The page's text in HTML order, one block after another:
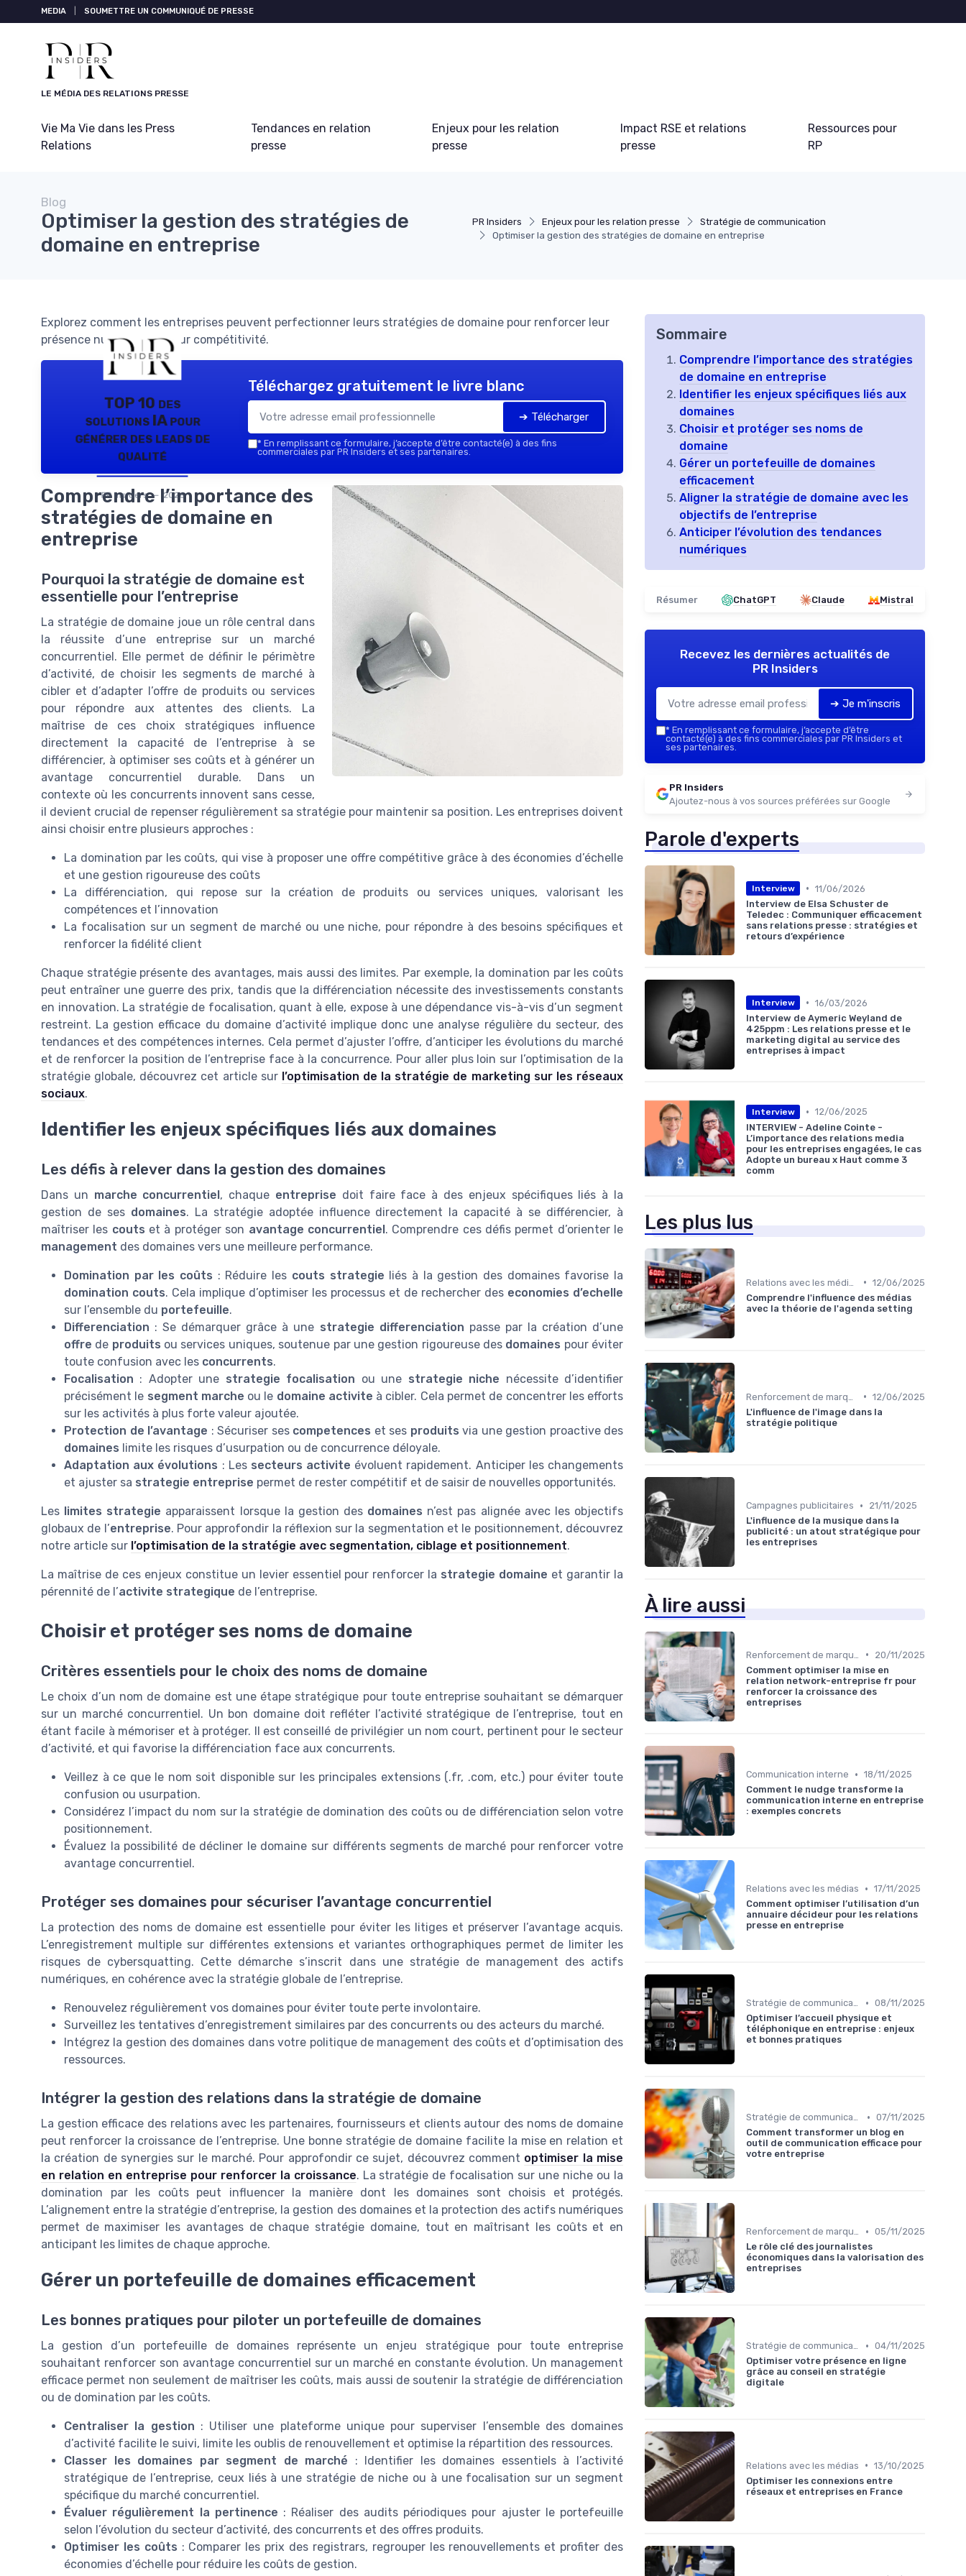
MEDIA SOUMETTRE UN COMMUNIQUÉ DE PRESSE
LE MÉDIA DES RELATIONS PRESSE
Vie Ma Vie dans les Press
Relations
Tendances en relation
presse
Enjeux pour les relation
presse
Impact RSE et relations
presse
Ressources pour
RP
PR Insiders Enjeux pour les relation presse
Stratégie de communication
Optimiser la gestion des stratégies de domaine en entreprise
Blog
Optimiser la gestion des stratégies de
domaine en entreprise
Explorez comment les entreprises peuvent perfectionner leurs stratégies de domaine pour renforcer leur
présence numérique et leur compétitivité.
TOP 10 des
solutions IA pour
générer des leads de
qualité
PR Insiders — 2026
Téléchargez gratuitement le livre blanc
➔ Télécharger
* En remplissant ce formulaire, j’accepte d’être contacté(e) à des fins
commerciales par PR Insiders et ses partenaires.
Comprendre l’importance des
stratégies de domaine en
entreprise
Pourquoi la stratégie de domaine est
essentielle pour l’entreprise
La stratégie de domaine joue un rôle central dans
la réussite d’une entreprise sur un marché
concurrentiel. Elle permet de définir le périmètre
d’activité, de choisir les segments de marché à
cibler et d’adapter l’offre de produits ou services
pour répondre aux attentes des clients. La
maîtrise de ces choix stratégiques influence
directement la capacité de l’entreprise à se
différencier, à optimiser ses coûts et à générer un
avantage concurrentiel durable. Dans un
contexte où les concurrents innovent sans cesse,
il devient crucial de repenser régulièrement sa stratégie pour maintenir sa position. Les entreprises doivent
ainsi choisir entre plusieurs approches :
La domination par les coûts, qui vise à proposer une offre compétitive grâce à des économies d’échelle
et une gestion rigoureuse des coûts
La différenciation, qui repose sur la création de produits ou services uniques, valorisant les
compétences et l’innovation
La focalisation sur un segment de marché ou une niche, pour répondre à des besoins spécifiques et
renforcer la fidélité client
Chaque stratégie présente des avantages, mais aussi des limites. Par exemple, la domination par les coûts
peut entraîner une guerre des prix, tandis que la différenciation nécessite des investissements constants
en innovation. La stratégie de focalisation, quant à elle, expose à une dépendance vis-à-vis d’un segment
restreint. La gestion efficace du domaine d’activité implique donc une analyse régulière du secteur, des
tendances et des compétences internes. Cela permet d’ajuster l’offre, d’anticiper les évolutions du marché
et de renforcer la position de l’entreprise face à la concurrence. Pour aller plus loin sur l’optimisation de la
stratégie globale, découvrez cet article sur l’optimisation de la stratégie de marketing sur les réseaux
sociaux.
Identifier les enjeux spécifiques liés aux domaines
Les défis à relever dans la gestion des domaines
Dans un marche concurrentiel , chaque entreprise doit faire face à des enjeux spécifiques liés à la
gestion de ses domaines. La stratégie adoptée influence directement la capacité à se différencier, à
maîtriser les couts et à protéger son avantage concurrentiel . Comprendre ces défis permet d’orienter le
management des domaines vers une meilleure performance.
Domination par les coûts : Réduire les couts strategie liés à la gestion des domaines favorise la
domination couts. Cela implique d’optimiser les processus et de rechercher des economies d’echelle
sur l’ensemble du portefeuille.
Differenciation : Se démarquer grâce à une strategie differenciation passe par la création d’une
offre de produits ou services uniques, soutenue par une gestion rigoureuse des domaines pour éviter
toute confusion avec les concurrents.
Focalisation : Adopter une strategie focalisation ou une strategie niche nécessite d’identifier
précisément le segment marche ou le domaine activite à cibler. Cela permet de concentrer les efforts
sur les activités à plus forte valeur ajoutée.
Protection de l’avantage : Sécuriser ses competences et ses produits via une gestion proactive des
domaines limite les risques d’usurpation ou de concurrence déloyale.
Adaptation aux évolutions : Les secteurs activite évoluent rapidement. Anticiper les changements
et ajuster sa strategie entreprise permet de rester compétitif et de saisir de nouvelles opportunités.
Les limites strategie apparaissent lorsque la gestion des domaines n’est pas alignée avec les objectifs
globaux de l’entreprise. Pour approfondir la réflexion sur la segmentation et le positionnement, découvrez
notre article sur l’optimisation de la stratégie avec segmentation, ciblage et positionnement.
La maîtrise de ces enjeux constitue un levier essentiel pour renforcer la strategie domaine et garantir la
pérennité de l’activite strategique de l’entreprise.
Choisir et protéger ses noms de domaine
Critères essentiels pour le choix des noms de domaine
Le choix d’un nom de domaine est une étape stratégique pour toute entreprise souhaitant se démarquer
sur un marché concurrentiel. Un bon domaine doit refléter l’activité stratégique de l’entreprise, tout en
étant facile à mémoriser et à protéger. Il est conseillé de privilégier un nom court, pertinent pour le secteur
d’activité, et qui favorise la différenciation face aux concurrents.
Veillez à ce que le nom soit disponible sur les principales extensions (.fr, .com, etc.) pour éviter toute
confusion ou usurpation.
Considérez l’impact du nom sur la stratégie de domination des coûts ou de différenciation selon votre
positionnement.
Évaluez la possibilité de décliner le domaine sur différents segments de marché pour renforcer votre
avantage concurrentiel.
Protéger ses domaines pour sécuriser l’avantage concurrentiel
La protection des noms de domaine est essentielle pour éviter les litiges et préserver l’avantage acquis.
L’enregistrement multiple sur différentes extensions et variantes orthographiques permet de limiter les
risques de cybersquatting. Cette démarche s’inscrit dans une stratégie de management des actifs
numériques, en cohérence avec la stratégie globale de l’entreprise.
Renouvelez régulièrement vos domaines pour éviter toute perte involontaire.
Surveillez les tentatives d’enregistrement similaires par des concurrents ou des acteurs du marché.
Intégrez la gestion des domaines dans votre politique de management des coûts et d’optimisation des
ressources.
Intégrer la gestion des relations dans la stratégie de domaine
La gestion efficace des relations avec les partenaires, fournisseurs et clients autour des noms de domaine
peut renforcer la croissance de l’entreprise. Une bonne stratégie de domaine facilite la mise en relation et
la création de synergies sur le marché. Pour approfondir ce sujet, découvrez comment optimiser la mise
en relation en entreprise pour renforcer la croissance. La stratégie de focalisation sur une niche ou la
domination par les coûts peut influencer la manière dont les domaines sont choisis et protégés.
L’alignement entre la stratégie d’entreprise, la gestion des domaines et la protection des actifs numériques
permet de maximiser les avantages de chaque stratégie domaine, tout en maîtrisant les coûts et en
anticipant les limites de chaque approche.
Gérer un portefeuille de domaines efficacement
Les bonnes pratiques pour piloter un portefeuille de domaines
La gestion d’un portefeuille de domaines représente un enjeu stratégique pour toute entreprise
souhaitant renforcer son avantage concurrentiel sur un marché en constante évolution. Un management
efficace permet non seulement de maîtriser les coûts, mais aussi de soutenir la stratégie de différenciation
ou de domination par les coûts.
Centraliser la gestion : Utiliser une plateforme unique pour superviser l’ensemble des domaines
d’activité facilite le suivi, limite les oublis de renouvellement et optimise la répartition des ressources.
Classer les domaines par segment de marché : Identifier les domaines essentiels à l’activité
stratégique de l’entreprise, ceux liés à une stratégie de niche ou à une focalisation sur un segment
spécifique du marché concurrentiel.
Évaluer régulièrement la pertinence : Réaliser des audits périodiques pour ajuster le portefeuille
selon l’évolution du secteur d’activité, des concurrents et des offres produits.
Optimiser les coûts : Comparer les prix des registrars, regrouper les renouvellements et profiter des
économies d’échelle pour réduire les coûts de gestion.
Sommaire
Comprendre l’importance des stratégies
de domaine en entreprise
Identifier les enjeux spécifiques liés aux
domaines
Choisir et protéger ses noms de
domaine
Gérer un portefeuille de domaines
efficacement
Aligner la stratégie de domaine avec les
objectifs de l’entreprise
Anticiper l’évolution des tendances
numériques
Résumer ChatGPT Claude Mistral
Recevez les dernières actualités de
PR Insiders
➔ Je m'inscris
* En remplissant ce formulaire, j’accepte d’être
contacté(e) à des fins commerciales par PR Insiders et
ses partenaires.
PR Insiders
Ajoutez-nous à vos sources préférées sur Google
Parole d'experts
Interview • 11/06/2026
Interview de Elsa Schuster de
Teledec : Communiquer efficacement
sans relations presse : stratégies et
retours d’expérience
Interview • 16/03/2026
Interview de Aymeric Weyland de
425ppm : Les relations presse et le
marketing digital au service des
entreprises à impact
Interview • 12/06/2025
INTERVIEW - Adeline Cointe -
L’importance des relations media
pour les entreprises engagées, le cas
Adopte un bureau x Haut comme 3
comm
Les plus lus
• 12/06/2025
Comprendre l'influence des médias
avec la théorie de l'agenda setting
• 12/06/2025
L'influence de l'image dans la
stratégie politique
Campagnes publicitaires •
21/11/2025
L'influence de la musique dans la
publicité : un atout stratégique pour
les entreprises
À lire aussi
•
20/11/2025
Comment optimiser la mise en
relation network-entreprise fr pour
renforcer la croissance des
entreprises
Communication interne • 18/11/2025
Comment le nudge transforme la
communication interne en entreprise
: exemples concrets
Relations avec les médias • 17/11/2025
Comment optimiser l’utilisation d’un
annuaire décideur pour les relations
presse en entreprise
Stratégie de communication • 08/11/2025
Optimiser l’accueil physique et
téléphonique en entreprise : enjeux
et bonnes pratiques
Stratégie de communication • 07/11/2025
Comment transformer un blog en
outil de communication efficace pour
votre entreprise
Renforcement de marque • 05/11/2025
Le rôle clé des journalistes
économiques dans la valorisation des
entreprises
Stratégie de communication • 04/11/2025
Optimiser votre présence en ligne
grâce au conseil en stratégie
digitale
Relations avec les médias • 13/10/2025
Optimiser les connexions entre
réseaux et entreprises en France
Panneau de gestion des cookies